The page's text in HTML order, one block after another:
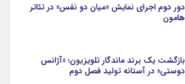
دور دوم اجرای نمایش «میان دو نفس» در تئاتر
هامون
بازگشت یک برند ماندگار تلویزیون؛ «آژانس
دوستی» در آستانه تولید فصل دوم